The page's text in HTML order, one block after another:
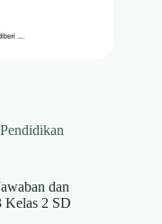
Pendidikan
dan
Kelas 2 SD